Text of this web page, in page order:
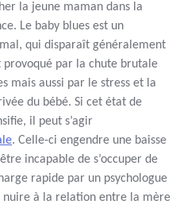
la jeune maman dans la
Le baby blues est un
qui disparaît généralement
provoqué par la chute brutale
mais aussi par le stress et la
du bébé. Si cet état de
il peut s’agir
. Celle-ci engendre une baisse
incapable de s’occuper de
rapide par un psychologue
nuire à la relation entre la mère